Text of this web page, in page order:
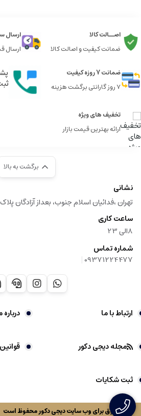
اصــالت کالا
ضمانت کیفیت و اصالت کالا
ارسال
ارسال
ضمانت 7 روزه کیفیت
7 روز گارانتی برگشت هزینه
تخفیف های ویژه
ارائه بهترین قیمت بازار
برگشت به بالا
نشانی
تهران ،فدائیان اسلام جنوب، بعداز آزادگان پلاک 618
ساعت کاری
8الی 23
شماره تماس
09371224477
|
ارتباط با ما درباره
مجله دیجی دکور
ثبت شکایات
کلیه حقوق برای وب سایتدیجی دکورمحفوظ است